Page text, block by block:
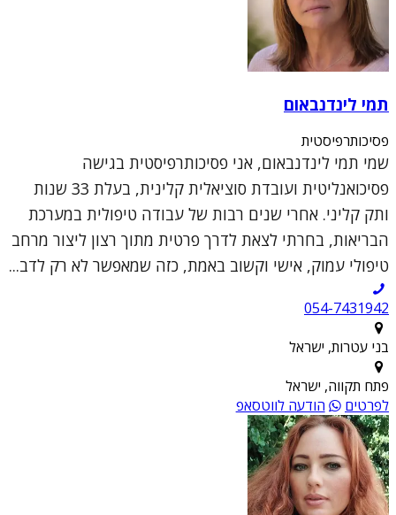
תמי לינדנבאום
פסיכותרפיסטית
שמי תמי לינדנבאום, אני פסיכותרפיסטית בגישה
פסיכואנליטית ועובדת סוציאלית קלינית, בעלת 33 שנות
ותק קליני. אחרי שנים רבות של עבודה טיפולית במערכת
הבריאות, בחרתי לצאת לדרך פרטית מתוך רצון ליצור מרחב
טיפולי עמוק, אישי וקשוב באמת, כזה שמאפשר לא רק לדב...
054-7431942
בני עטרות, ישראל
פתח תקווה, ישראל
לפרטים
הודעה לווטסאפ